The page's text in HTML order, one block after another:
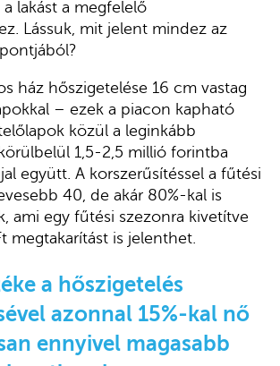
lakást a megfelelő
Lássuk, mit jelent mindez az
ház hőszigetelése 16 cm vastag
– ezek a piacon kapható
közül a leginkább
1,5-2,5 millió forintba
együtt. A korszerűsítéssel a fűtési
40, de akár 80%-kal is
ami egy fűtési szezonra kivetítve
megtakarítást is jelenthet.
a hőszigetelés
azonnal 15%-kal nő
ennyivel magasabb